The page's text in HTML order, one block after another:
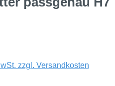
zzgl. Versandkosten